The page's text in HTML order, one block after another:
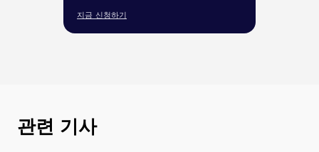
지금 신청하기
관련 기사